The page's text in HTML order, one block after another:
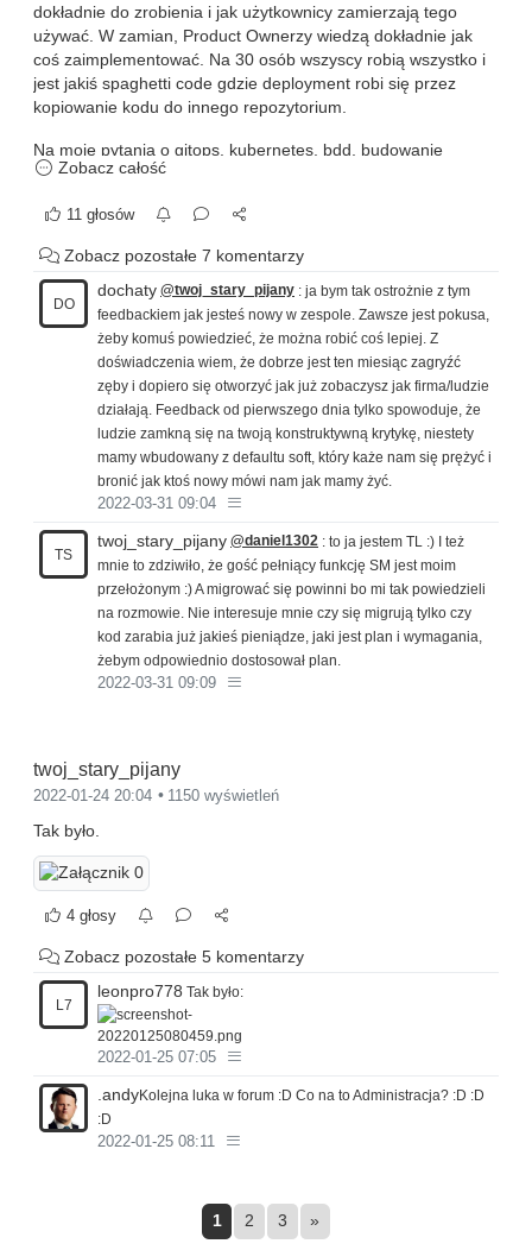
dokładnie do zrobienia i jak użytkownicy zamierzają tego
używać. W zamian, Product Ownerzy wiedzą dokładnie jak
coś zaimplementować. Na 30 osób wszyscy robią wszystko i
jest jakiś spaghetti code gdzie deployment robi się przez
kopiowanie kodu do innego repozytorium.
Na moje pytania o gitops, kubernetes, bdd, budowanie
artefaktów, słowniczki pojęć oraz dokumentację słyszę od
wie jak to jest zrobione. Ja wiem jak oni to robią bo
przeczytałem już ich kod, nie rozumiem tylko jakie powody ich
blokują przed migracją do czegoś nowego?
Na rozmowie rekrutacyjnej? Mamy scruma, przestrzegamy
ceremonii, mamy product ownerów i chcemy wdrażać nowe
technologie.
Następne miesiące będę znowu spędzał na powolnej
ewangelizacji, o ile nie nadepnę komuś na odcisk i mnie nie
zwolnią lub sam się nie zwolnię.
Zobacz całość
11 głosów
Zobacz pozostałe 7 komentarzy
DO
dochaty @twoj_stary_pijany : ja bym tak ostrożnie z tym
feedbackiem jak jesteś nowy w zespole. Zawsze jest pokusa,
żeby komuś powiedzieć, że można robić coś lepiej. Z
doświadczenia wiem, że dobrze jest ten miesiąc zagryźć
zęby i dopiero się otworzyć jak już zobaczysz jak firma/ludzie
działają. Feedback od pierwszego dnia tylko spowoduje, że
ludzie zamkną się na twoją konstruktywną krytykę, niestety
mamy wbudowany z defaultu soft, który każe nam się prężyć i
bronić jak ktoś nowy mówi nam jak mamy żyć.
2022-03-31 09:04
TS
twoj_stary_pijany @daniel1302 : to ja jestem TL :) I też
mnie to zdziwiło, że gość pełniący funkcję SM jest moim
przełożonym :) A migrować się powinni bo mi tak powiedzieli
na rozmowie. Nie interesuje mnie czy się migrują tylko czy
kod zarabia już jakieś pieniądze, jaki jest plan i wymagania,
żebym odpowiednio dostosował plan.
2022-03-31 09:09
twoj_stary_pijany
2022-01-24 20:04 1150 wyświetleń
Tak było.
4 głosy
Zobacz pozostałe 5 komentarzy
L7
leonpro778 Tak było:
2022-01-25 07:05
.andyKolejna luka w forum :D Co na to Administracja? :D :D
:D
2022-01-25 08:11
1 2 3 »